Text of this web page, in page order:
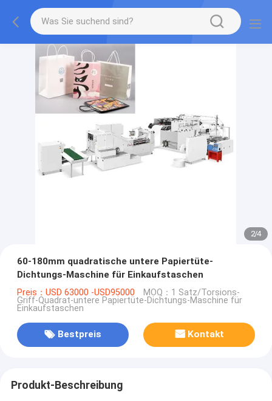
2/4
60-180mm quadratische untere Papiertüte-
Dichtungs-Maschine für Einkaufstaschen
Preis：USD 63000 -USD95000 MOQ：1 Satz/Torsions-
Griff-Quadrat-untere Papiertüte-Dichtungs-Maschine für
Einkaufstaschen
Bestpreis Kontakt
Produkt-Beschreibung